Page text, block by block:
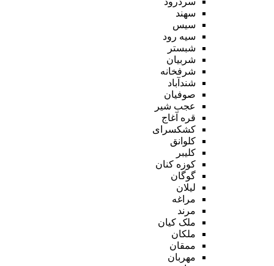
سهند
سیس
سیه رود
شبستر
شربیان
شرفخانه
شندآباد
صوفیان
عجب شیر
قره آغاج
کشکسرای
کلوانق
کلیبر
کوزه کنان
گوگان
لیلان
مراغه
مرند
ملک کیان
ملکان
ممقان
مهربان